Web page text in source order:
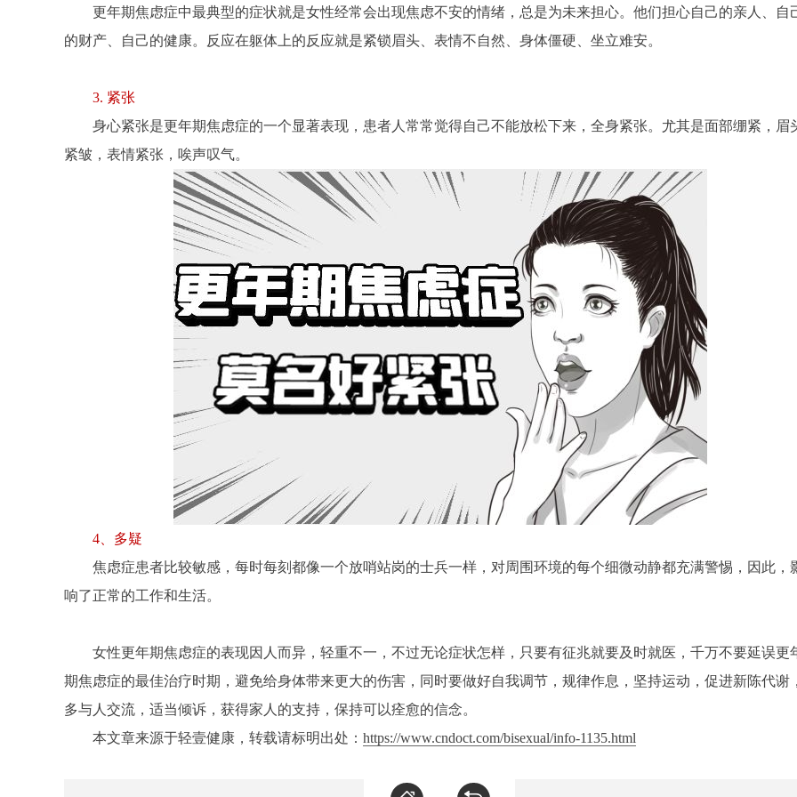
更年期焦虑症中最典型的症状就是女性经常会出现焦虑不安的情绪，总是为未来担心。他们担心自己的亲人、自
的财产、自己的健康。反应在躯体上的反应就是紧锁眉头、表情不自然、身体僵硬、坐立难安。
3. 紧张
身心紧张是更年期焦虑症的一个显著表现，患者人常常觉得自己不能放松下来，全身紧张。尤其是面部绷紧，眉
紧皱，表情紧张，唉声叹气。
4、多疑
焦虑症患者比较敏感，每时每刻都像一个放哨站岗的士兵一样，对周围环境的每个细微动静都充满警惕，因此，
响了正常的工作和生活。
女性更年期焦虑症的表现因人而异，轻重不一，不过无论症状怎样，只要有征兆就要及时就医，千万不要延误更
期焦虑症的最佳治疗时期，避免给身体带来更大的伤害，同时要做好自我调节，规律作息，坚持运动，促进新陈代谢
多与人交流，适当倾诉，获得家人的支持，保持可以痊愈的信念。
本文章来源于轻壹健康，转载请标明出处： https://www.cndoct.com/bisexual/info-1135.html